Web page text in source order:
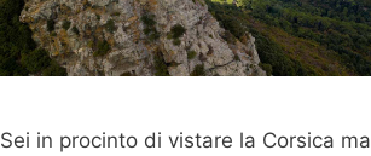
Sei in procinto di vistare la Corsica ma